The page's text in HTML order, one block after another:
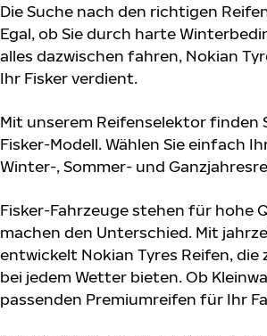
Die Suche nach den richtigen
Egal, ob Sie durch harte
alles dazwischen fahren, Nokian
Ihr Fisker verdient.
Mit unserem Reifenselektor finden
Fisker-Modell. Wählen Sie einfach
Winter-, Sommer- und
Fisker-Fahrzeuge stehen für hohe
machen den Unterschied. Mit
entwickelt Nokian Tyres Reifen,
bei jedem Wetter bieten. Ob
passenden Premiumreifen für Ihr